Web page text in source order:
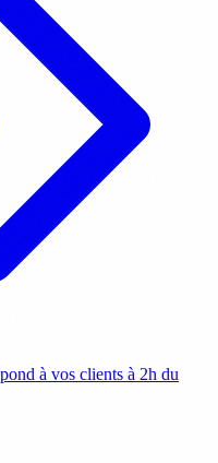
à vos clients à 2h du